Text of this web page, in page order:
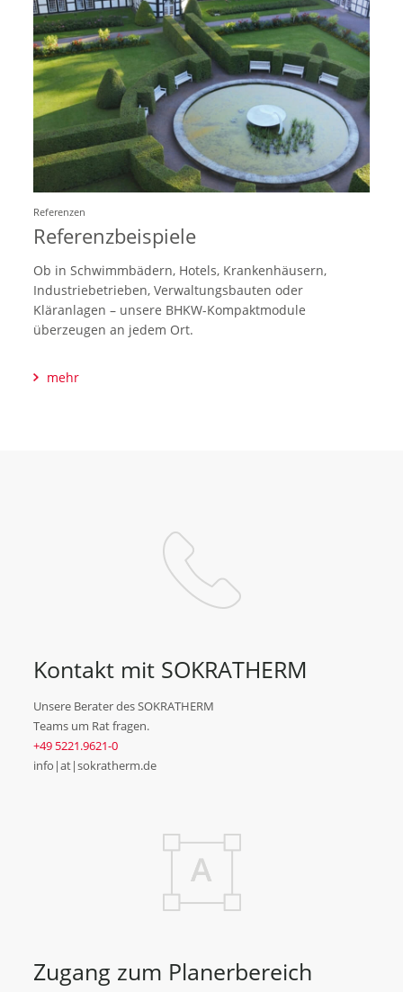
Referenzen
Referenzbeispiele
Ob in Schwimmbädern, Hotels, Krankenhäusern,
Industriebetrieben, Verwaltungsbauten oder
Kläranlagen – unsere BHKW-Kompaktmodule
überzeugen an jedem Ort.
mehr
Kontakt mit SOKRATHERM
Unsere Berater des SOKRATHERM
Teams um Rat fragen.
+49 5221.9621-0
info|at|sokratherm.de
Zugang zum Planerbereich